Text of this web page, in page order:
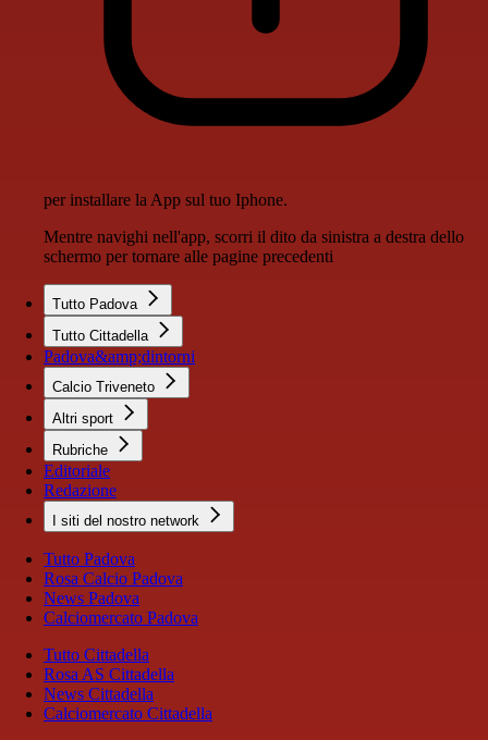
per installare la App sul tuo Iphone.
Mentre navighi nell'app, scorri il dito da sinistra a destra dello
schermo per tornare alle pagine precedenti
Tutto Padova
Tutto Cittadella
Padova&amp;dintorni
Calcio Triveneto
Altri sport
Rubriche
Editoriale
Redazione
I siti del nostro network
Tutto Padova
Rosa Calcio Padova
News Padova
Calciomercato Padova
Tutto Cittadella
Rosa AS Cittadella
News Cittadella
Calciomercato Cittadella